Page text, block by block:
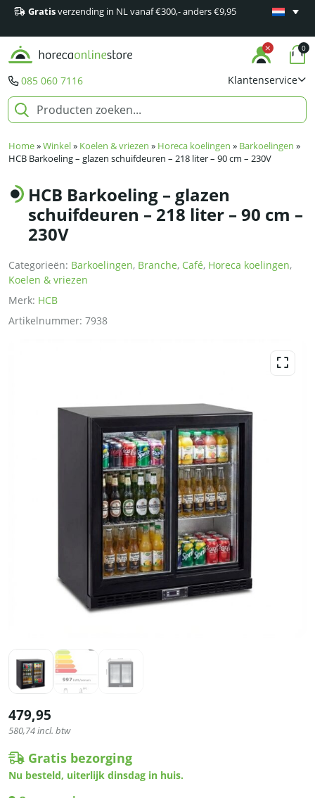
Gratisverzending in NL vanaf €300,- anders €9,95
Minimaal
085 060 7116 Klantenservice
0
Home»Winkel» Koelen & vriezen » Horeca koelingen » Barkoelingen »
HCB Barkoeling – glazen schuifdeuren – 218 liter – 90 cm – 230V
HCB Barkoeling – glazen
schuifdeuren – 218 liter – 90 cm –
230V
Categorieën: Barkoelingen, Branche, Café, Horeca koelingen,
Koelen & vriezen
Merk: HCB
Artikelnummer: 7938
479,95
580,74incl. btw
Gratis bezorging
Nu besteld, uiterlijk dinsdag in huis.